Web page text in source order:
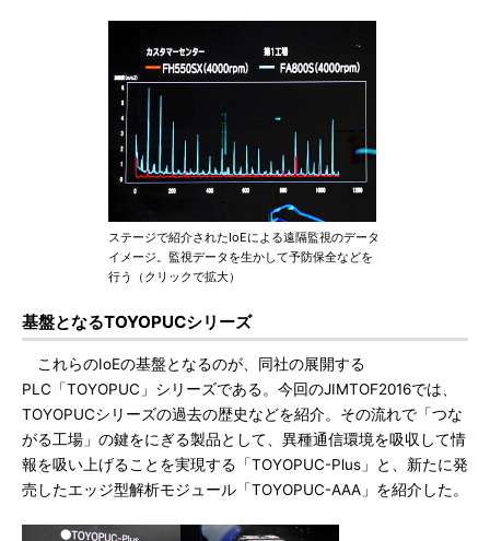
ステージで紹介されたIoEによる遠隔監視のデータ
イメージ。監視データを生かして予防保全などを
行う（クリックで拡大）
基盤となるTOYOPUCシリーズ
これらのIoEの基盤となるのが、同社の展開する
PLC「TOYOPUC」シリーズである。今回のJIMTOF2016では、
TOYOPUCシリーズの過去の歴史などを紹介。その流れで「つな
がる工場」の鍵をにぎる製品として、異種通信環境を吸収して情
報を吸い上げることを実現する「TOYOPUC-Plus」と、新たに発
売したエッジ型解析モジュール「TOYOPUC-AAA」を紹介した。